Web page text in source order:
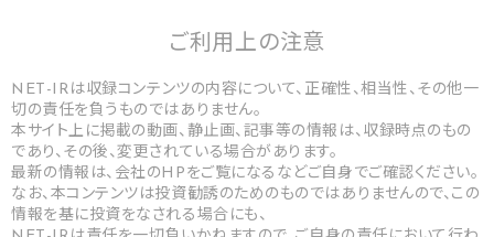
ご利用上の注意
NET-IRは収録コンテンツの内容について、正確性、相当性、その他一
切の責任を負うものではありません。
本サイト上に掲載の動画、静止画、記事等の情報は、収録時点のもの
であり、その後、変更されている場合があります。
最新の情報は、会社のHPをご覧になるなどご自身でご確認ください。
なお、本コンテンツは投資勧誘のためのものではありませんので、この
情報を基に投資をなされる場合にも、